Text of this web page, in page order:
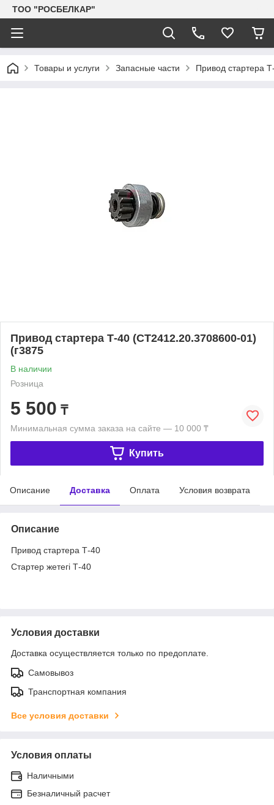
TOO "РОСБЕЛКАР"
Товары и услуги Запасные части Привод стартера
Привод стартера Т-40 (СТ2412.20.3708600-01)
(г3875
В наличии
Розница
5 500 ₸
Минимальная сумма заказа на сайте — 10 000 ₸
Купить
Описание Доставка Оплата Условия возврата
Описание
Привод стартера Т-40
Стартер жетегі Т-40
Условия доставки
Доставка осуществляется только по предоплате.
Самовывоз
Транспортная компания
Все условия доставки
Условия оплаты
Наличными
Безналичный расчет